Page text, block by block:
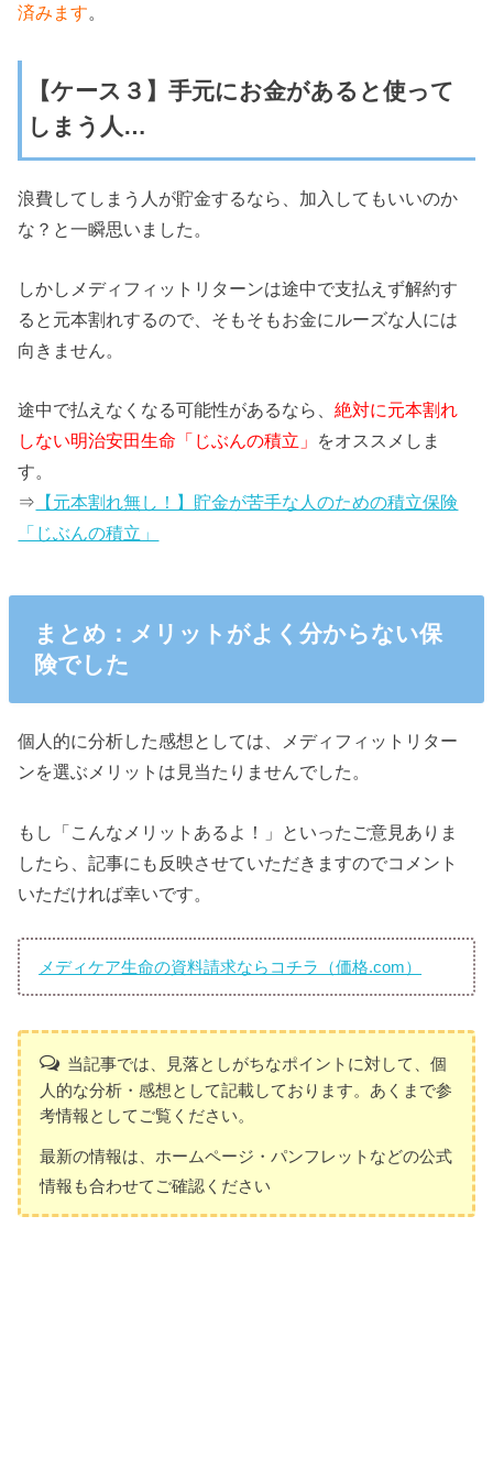
済みます
【ケース３】手元にお金があると使って
しまう人…
浪費してしまう人が貯金するなら、加入してもいいのか
な？と一瞬思いました。
しかしメディフィットリターンは途中で支払えず解約す
ると元本割れするので、そもそもお金にルーズな人には
向きません。
途中で払えなくなる可能性があるなら、絶対に元本割れ
しない明治安田生命「じぶんの積立」 をオススメしま
す。
⇒ 【元本割れ無し！】貯金が苦手な人のための積立保険
「じぶんの積立」
まとめ：メリットがよく分からない保
険でした
個人的に分析した感想としては、メディフィットリター
ンを選ぶメリットは見当たりませんでした。
もし「こんなメリットあるよ！」といったご意見ありま
したら、記事にも反映させていただきますのでコメント
いただければ幸いです。
メディケア生命の資料請求ならコチラ（価格.com）
当記事では、見落としがちなポイントに対して、個
人的な分析・感想として記載しております。あくまで参
考情報としてご覧ください。
最新の情報は、ホームページ・パンフレットなどの公式
情報も合わせてご確認ください